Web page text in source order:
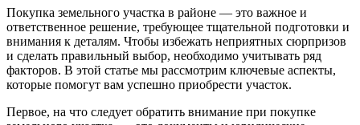
Покупка земельного участка в районе — это важное и
ответственное решение, требующее тщательной подготовки и
внимания к деталям. Чтобы избежать неприятных сюрпризов
и сделать правильный выбор, необходимо учитывать ряд
факторов. В этой статье мы рассмотрим ключевые аспекты,
которые помогут вам успешно приобрести участок.
Первое, на что следует обратить внимание при покупке